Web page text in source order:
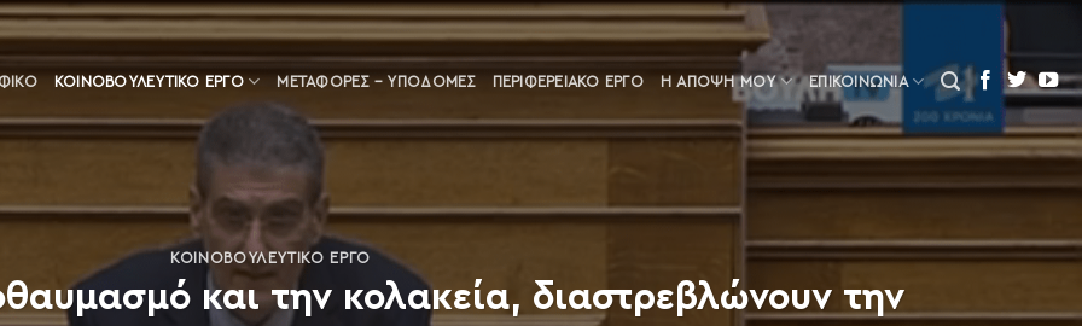
ΚΟΙΝΟΒΟΥΛΕΥΤΙΚΌ ΈΡΓΟ ΜΕΤΑΦΟΡΈΣ – ΥΠΟΔΟΜΈΣ ΠΕΡΙΦΕΡΕΙΑΚΌ ΈΡΓΟ Η ΆΠΟΨΗ ΜΟΥ ΕΠΙΚΟΙΝΩΝΙΑ
ΚΟΙΝΟΒΟΥΛΕΥΤΙΚΌ ΈΡΓΟ
και την κολακεία, διαστρεβλώνουν την